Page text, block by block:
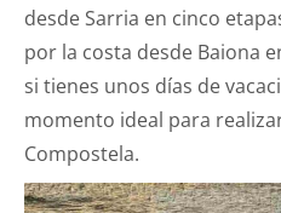
desde Sarria en cinco
por la costa desde Baiona
si tienes unos días de
momento ideal para
Compostela.